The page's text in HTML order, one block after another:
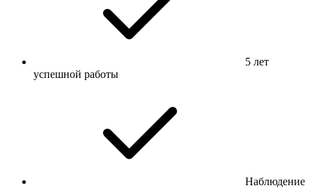
5 лет
успешной работы
Наблюдение